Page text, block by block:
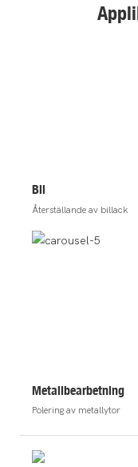
Bil
Återställande av billack
Metallbearbetning
Polering av metallytor